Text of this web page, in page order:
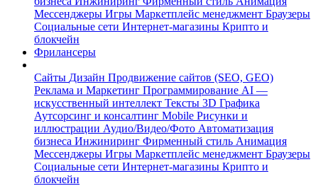
Мессенджеры Игры Маркетплейс менеджмент Браузеры
Социальные сети Интернет-магазины Крипто и
блокчейн
Фрилансеры
Сайты Дизайн Продвижение сайтов (SEO, GEO)
Реклама и Маркетинг Программирование AI —
искусственный интеллект Тексты 3D Графика
Аутсорсинг и консалтинг Mobile Рисунки и
иллюстрации Аудио/Видео/Фото Автоматизация
бизнеса Инжиниринг Фирменный стиль Анимация
Мессенджеры Игры Маркетплейс менеджмент Браузеры
Социальные сети Интернет-магазины Крипто и
блокчейн